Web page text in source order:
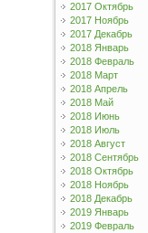
2017 Октябрь
2017 Ноябрь
2017 Декабрь
2018 Январь
2018 Февраль
2018 Март
2018 Апрель
2018 Май
2018 Июнь
2018 Июль
2018 Август
2018 Сентябрь
2018 Октябрь
2018 Ноябрь
2018 Декабрь
2019 Январь
2019 Февраль